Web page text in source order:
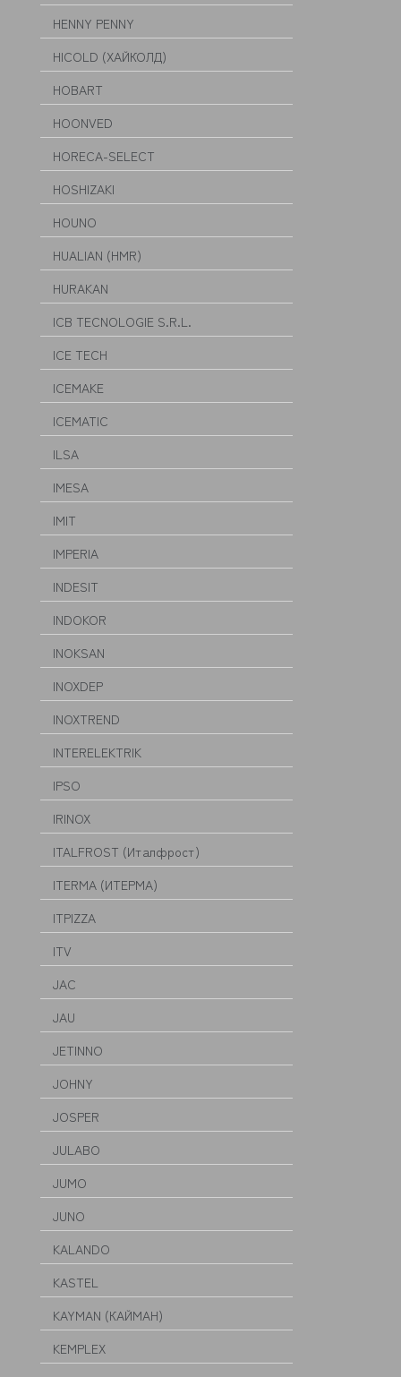
HENNY PENNY
HICOLD (ХАЙКОЛД)
HOBART
HOONVED
HORECA-SELECT
HOSHIZAKI
HOUNO
HUALIAN (HMR)
HURAKAN
ICB TECNOLOGIE S.R.L.
ICE TECH
ICEMAKE
ICEMATIC
ILSA
IMESA
IMIT
IMPERIA
INDESIT
INDOKOR
INOKSAN
INOXDEP
INOXTREND
INTERELEKTRIK
IPSO
IRINOX
ITALFROST (Италфрост)
ITERMA (ИТЕРМА)
ITPIZZA
ITV
JAC
JAU
JETINNO
JOHNY
JOSPER
JULABO
JUMO
JUNO
KALANDO
KASTEL
KAYMAN (КАЙМАН)
KEMPLEX